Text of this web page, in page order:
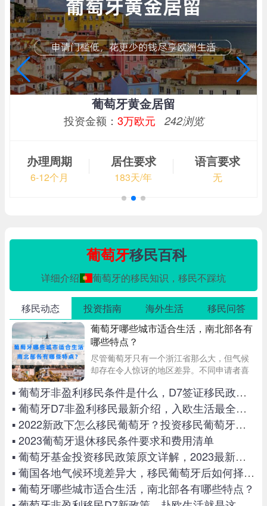
葡萄牙50万欧元基金投资
投资金额：50万欧 270浏览
办理周期
6-12个月
居住要求
7天/年
语言要求
无
葡萄牙移民百科
详细介绍 葡萄牙的移民知识，移民不踩坑
移民动态 投资指南 海外生活
移民问答
葡萄牙哪些城市适合生活，南北部各有
哪些特点？
尽管葡萄牙只有一个浙江省那么大，但气候
却存在令人惊讶的地区差异。不同申请者喜
点，葡萄牙哪些城市适合生活，以及不同城
市的特色且看平梵移民的详细介绍。
▪ 葡萄牙非盈利移民条件是什么，D7签证移民政策解读
▪ 葡萄牙D7非盈利移民最新介绍，入欧生活最全攻略汇总！
▪ 2022新政下怎么移民葡萄牙？投资移民葡萄牙方法一览
▪ 2023葡萄牙退休移民条件要求和费用清单
▪ 葡萄牙基金投资移民政策原文详解，2023最新项目介绍在此！
▪ 葡国各地气候环境差异大，移民葡萄牙后如何择一城而居？
▪ 葡萄牙哪些城市适合生活，南北部各有哪些特点？